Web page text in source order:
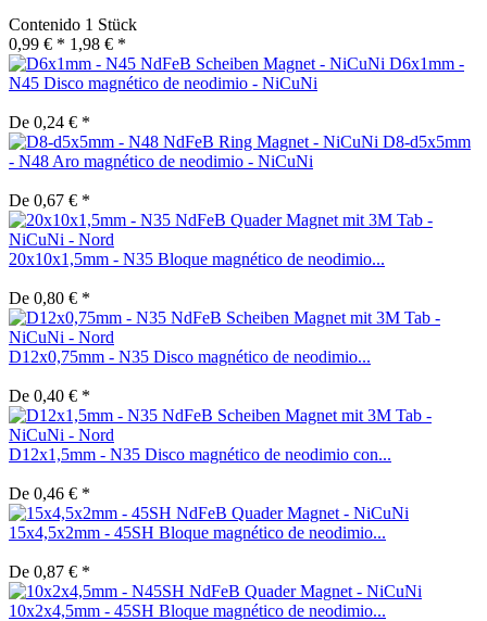
Contenido 1 Stück
0,99 € * 1,98 € *
D6x1mm -
N45 Disco magnético de neodimio - NiCuNi
De 0,24 € *
D8-d5x5mm
- N48 Aro magnético de neodimio - NiCuNi
De 0,67 € *
20x10x1,5mm - N35 Bloque magnético de neodimio...
De 0,80 € *
D12x0,75mm - N35 Disco magnético de neodimio...
De 0,40 € *
D12x1,5mm - N35 Disco magnético de neodimio con...
De 0,46 € *
15x4,5x2mm - 45SH Bloque magnético de neodimio...
De 0,87 € *
10x2x4,5mm - 45SH Bloque magnético de neodimio...